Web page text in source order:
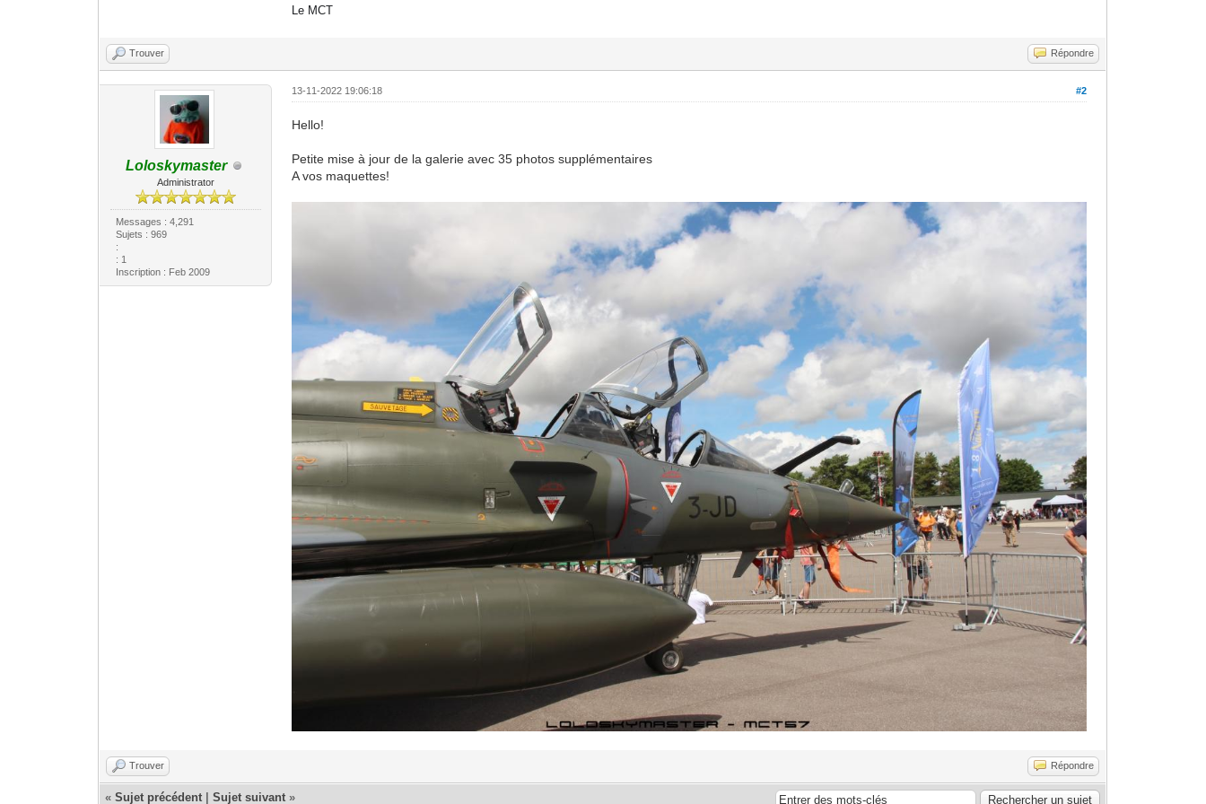
Le MCT
Trouver Répondre
Loloskymaster
Administrator
Messages : 4,291
Sujets : 969
:
: 1
Inscription : Feb 2009
#2
13-11-2022 19:06:18
Hello!
Petite mise à jour de la galerie avec 35 photos supplémentaires
A vos maquettes!
Trouver Répondre
«Sujet précédent |Sujet suivant »